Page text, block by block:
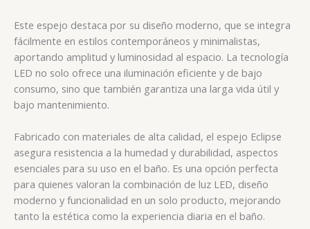
Este espejo destaca por su diseño moderno, que se integra
fácilmente en estilos contemporáneos y minimalistas,
aportando amplitud y luminosidad al espacio. La tecnología
LED no solo ofrece una iluminación eficiente y de bajo
consumo, sino que también garantiza una larga vida útil y
bajo mantenimiento.
Fabricado con materiales de alta calidad, el espejo Eclipse
asegura resistencia a la humedad y durabilidad, aspectos
esenciales para su uso en el baño. Es una opción perfecta
para quienes valoran la combinación de luz LED, diseño
moderno y funcionalidad en un solo producto, mejorando
tanto la estética como la experiencia diaria en el baño.